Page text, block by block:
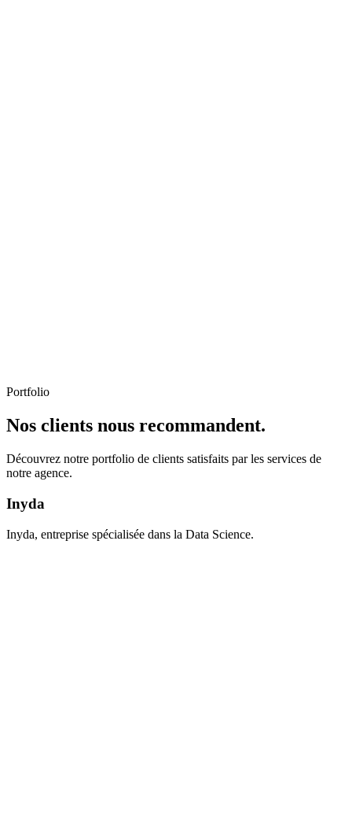
Portfolio
Nos clients nous recommandent.
Découvrez notre portfolio de clients satisfaits par les services de
notre agence.
Inyda
Inyda, entreprise spécialisée dans la Data Science.